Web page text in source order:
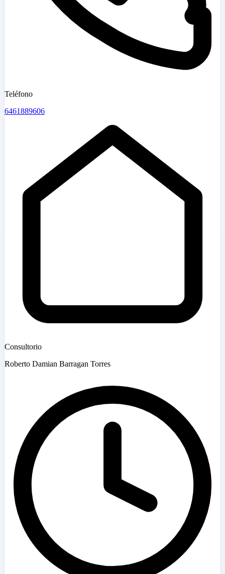
Teléfono
6461889606
Consultorio
Roberto Damian Barragan Torres